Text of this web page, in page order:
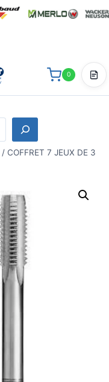
0
/ COFFRET 7 JEUX DE 3